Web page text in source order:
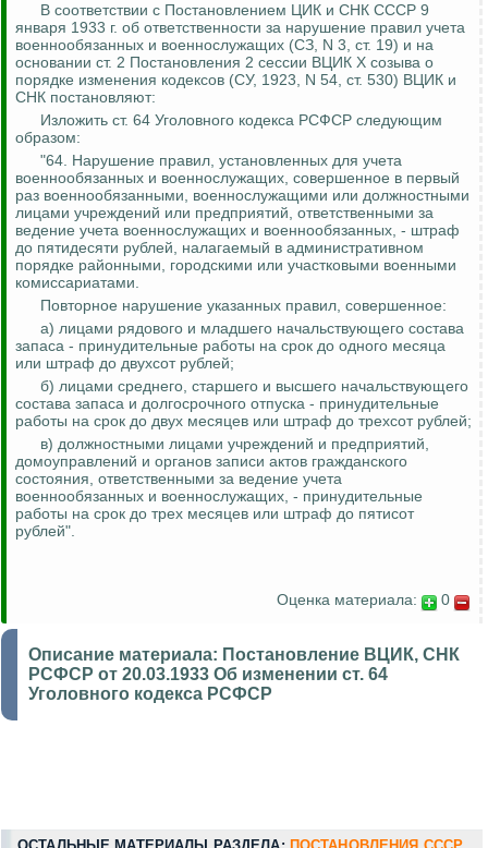
В соответствии с Постановлением ЦИК и СНК СССР 9
января 1933 г. об ответственности за нарушение правил учета
военнообязанных и военнослужащих (СЗ, N 3, ст. 19) и на
основании ст. 2 Постановления 2 сессии ВЦИК X созыва о
порядке изменения кодексов (СУ, 1923, N 54, ст. 530) ВЦИК и
СНК постановляют:
Изложить ст. 64 Уголовного кодекса РСФСР следующим
образом:
"64. Нарушение правил, установленных для учета
военнообязанных и военнослужащих, совершенное в первый
раз военнообязанными, военнослужащими или должностными
лицами учреждений или предприятий, ответственными за
ведение учета военнослужащих и военнообязанных, - штраф
до пятидесяти рублей, налагаемый в административном
порядке районными, городскими или участковыми военными
комиссариатами.
Повторное нарушение указанных правил, совершенное:
а) лицами рядового и младшего начальствующего состава
запаса - принудительные работы на срок до одного месяца
или штраф до двухсот рублей;
б) лицами среднего, старшего и высшего начальствующего
состава запаса и долгосрочного отпуска - принудительные
работы на срок до двух месяцев или штраф до трехсот рублей;
в) должностными лицами учреждений и предприятий,
домоуправлений и органов записи актов гражданского
состояния, ответственными за ведение учета
военнообязанных и военнослужащих, - принудительные
работы на срок до трех месяцев или штраф до пятисот
рублей".
Оценка материала: 0
Описание материала: Постановление ВЦИК, СНК
РСФСР от 20.03.1933 Об изменении ст. 64
Уголовного кодекса РСФСР